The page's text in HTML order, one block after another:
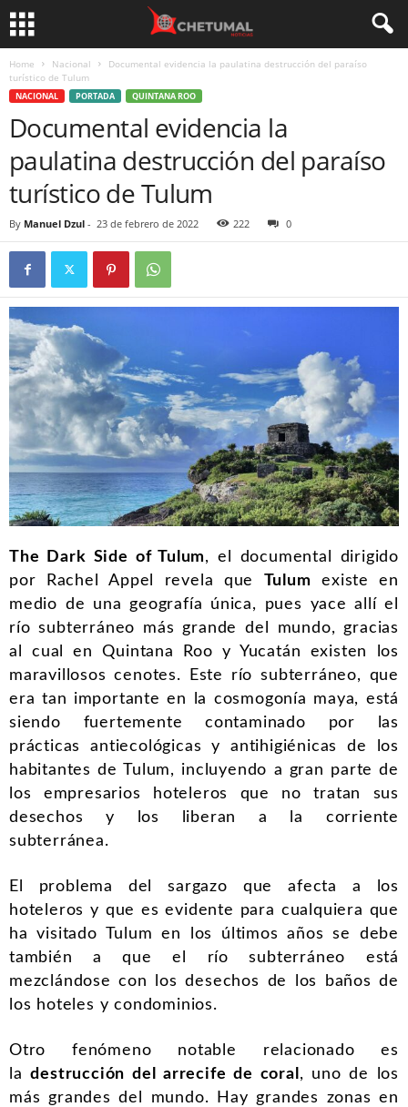
Home Nacional
Documental evidencia la paulatina destrucción del paraíso
turístico de Tulum
NACIONAL PORTADA QUINTANA ROO
Documental evidencia la
paulatina destrucción del paraíso
turístico de Tulum
By Manuel Dzul - 23 de febrero de 2022 222 0
The Dark Side of Tulum, el documental dirigido
por Rachel Appel revela que Tulum existe en
medio de una geografía única, pues yace allí el
río subterráneo más grande del mundo, gracias
al cual en Quintana Roo y Yucatán existen los
maravillosos cenotes. Este río subterráneo, que
era tan importante en la cosmogonía maya, está
siendo fuertemente contaminado por las
prácticas antiecológicas y antihigiénicas de los
habitantes de Tulum, incluyendo a gran parte de
los empresarios hoteleros que no tratan sus
desechos y los liberan a la corriente
subterránea.
El problema del sargazo que afecta a los
hoteleros y que es evidente para cualquiera que
ha visitado Tulum en los últimos años se debe
también a que el río subterráneo está
mezclándose con los desechos de los baños de
los hoteles y condominios.
Otro fenómeno notable relacionado es
ladestrucción del arrecife de coral , uno de los
más grandes del mundo. Hay grandes zonas en